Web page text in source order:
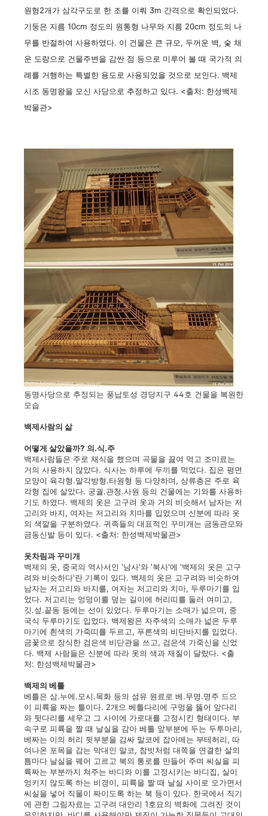
원형2개가 삼각구도로 한 조를 이뤄 3m 간격으로 확인되었다.
기둥은 지름 10cm 정도의 원통형 나무와 지름 20cm 정도의 나
무를 반절하여 사용하였다. 이 건물은 큰 규모, 두꺼운 벽, 숯 채
운 도랑으로 건물주변을 감싼 점 등으로 미루어 볼 때 국가적 의
례를 거행하는 특별한 용도로 사용되었을 것으로 보인다. 백제
시조 동명왕을 모신 사당으로 추정하고 있다. <출처: 한성백제
박물관>
동명사당으로 추정되는 풍납토성 경당지구 44호 건물을 복원한
모습
백제사람의 삶
어떻게 살았을까? 의.식.주
백제사람들은 주로 채식을 했으며 곡물을 끓여 먹고 조미료는
거의 사용하지 않았다. 식사는 하루에 두끼를 먹었다. 집은 평면
모양이 육각형.말각방형.타원형 등 다양하며, 상류층은 주로 육
각형 집에 살았다. 궁궐.관청.사원 등의 건물에는 기와를 사용하
기도 하였다. 백제의 옷은 고구려 옷과 거의 비슷해서 남자는 저
고리와 바지, 여자는 저고리와 치마를 입었으며 신분에 따라 옷
의 색깔을 구분하였다. 귀족들의 대표적인 꾸미개는 금동관모와
금동신발 등이 있다. <출처: 한성백제박물관>
옷차림과 꾸미개
백제의 옷, 중국의 역사서인 '남사'와 '북사'에 '백제의 옷은 고구
려와 비슷하다'란 기록이 있다. 백제의 옷은 고구려와 비슷하여
남자는 저고리와 바지를, 여자는 저고리와 치마, 두루마기를 입
었다. 저고리는 엉덩이를 덮는 길이에 허리띠를 둘러 여미고,
깃.섶.끝동 등에는 선이 있었다. 두루마기는 소매가 넓으며, 중
국식 두루마기도 입었다. 백제왕은 자주색의 소매가 넓은 두루
마기에 흰색의 가죽띠를 두르고, 푸른색의 비단바지를 입었다.
금꽃으로 장식한 검은색 비단관을 쓰고, 검은색 가죽신을 신었
다. 백제 사람들은 신분에 따라 옷의 색과 재질이 달랐다. <출
처: 한성백제박물관>
백제의 베틀
베틀은 삼.누에.모시.목화 등의 섬유 원료로 베.무명.명주 드으
이 피륙을 짜는 틀이다. 2개으 베틀다리에 구멍을 뚫어 앞다리
와 뒷다리를 세우고 그 사이에 가로대를 고정시킨 형태이다. 부
속구로 피륙을 짤 때 날실을 감아 베틀 앞부분에 두는 두투마리,
베짜는 이의 허리 뒷부분을 감싸 말코에 잡아메는 부테허리, 따
여나온 포목을 감는 막대인 말코, 참빗처럼 대쪽을 연결한 살의
틈마다 날실을 꿰어 고르고 북의 통로를 만들어 주며 씨실을 피
륙짜는 부분까지 쳐주는 바디와 이를 고정시키는 바디집, 실이
엉키지 않도록 하는 비경이, 피륙을 짤 때 날실 사이로 오가면서
씨실을 넣어 직물이 짜이도록 하는 북 등이 있다. 한국에서 직기
에 관한 그림자료는 고구려 대안리 1호묘의 벽화에 그려진 것이